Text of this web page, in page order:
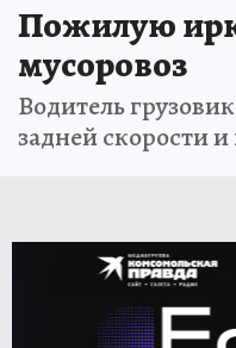
Пожилую
мусоровоз
Водитель
задней скорости